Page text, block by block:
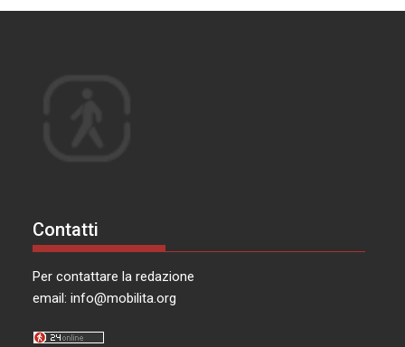
Contatti
Per contattare la redazione
email:info@mobilita.org